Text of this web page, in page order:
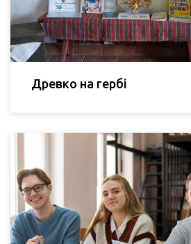
Древко на гербі